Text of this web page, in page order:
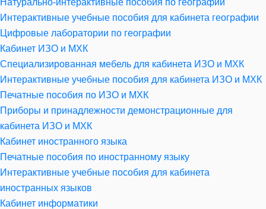
Натурально-интерактивные пособия по географии
Интерактивные учебные пособия для кабинета географии
Цифровые лаборатории по географии
Кабинет ИЗО и МХК
Специализированная мебель для кабинета ИЗО и МХК
Интерактивные учебные пособия для кабинета ИЗО и МХК
Печатные пособия по ИЗО и МХК
Приборы и принадлежности демонстрационные для
кабинета ИЗО и МХК
Кабинет иностранного языка
Печатные пособия по иностранному языку
Интерактивные учебные пособия для кабинета
иностранных языков
Кабинет информатики